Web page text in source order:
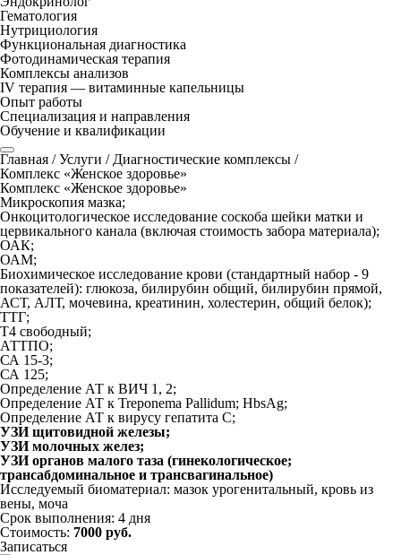
Гематология
Нутрициология
Функциональная диагностика
Фотодинамическая терапия
Комплексы анализов
IV терапия — витаминные капельницы
Опыт работы
Специализация и направления
Обучение и квалификации
Главная /Услуги / Диагностические комплексы /
Комплекс «Женское здоровье»
Комплекс «Женское здоровье»
Микроскопия мазка;
Онкоцитологическое исследование соскоба шейки матки и
цервикального канала (включая стоимость забора материала);
ОАК;
ОАМ;
Биохимическое исследование крови (стандартный набор - 9
показателей): глюкоза, билирубин общий, билирубин прямой,
АСТ, АЛТ, мочевина, креатинин, холестерин, общий белок);
ТТГ;
Т4 свободный;
АТТПО;
СА 15-3;
СА 125;
Определение АТ к ВИЧ 1, 2;
Определение АТ к Treponema Pallidum; HbsAg;
Определение АТ к вирусу гепатита С;
УЗИ щитовидной железы;
УЗИ молочных желез;
УЗИ органов малого таза (гинекологическое;
трансабдоминальное и трансвагинальное)
Исследуемый биоматериал: мазок урогенитальный, кровь из
вены, моча
Срок выполнения: 4 дня
Стоимость: 7000 руб.
Записаться